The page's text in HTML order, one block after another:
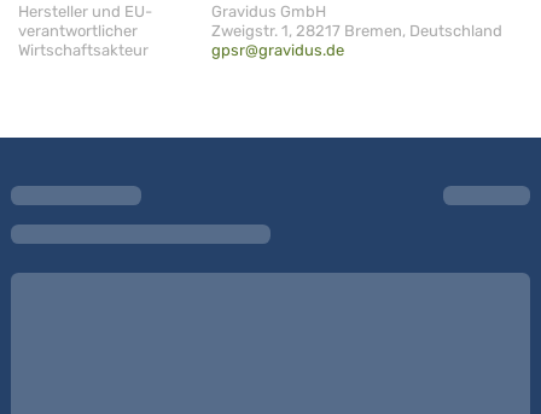
Hersteller und EU-
verantwortlicher
Wirtschaftsakteur
Gravidus GmbH
Zweigstr. 1, 28217 Bremen, Deutschland
gpsr@gravidus.de